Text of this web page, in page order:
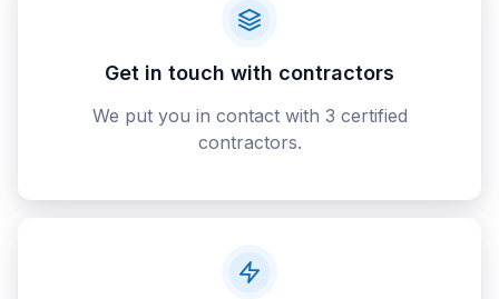
Get in touch with contractors
We put you in contact with 3 certified
contractors.